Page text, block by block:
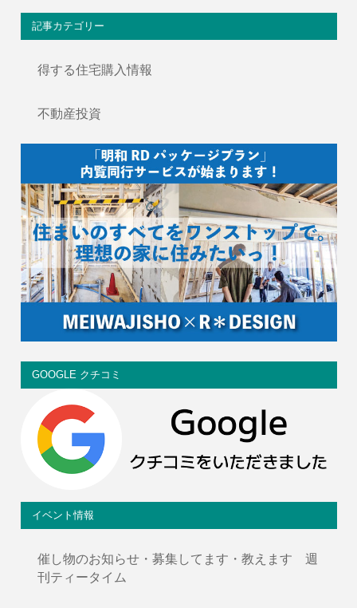
記事カテゴリー
得する住宅購入情報
不動産投資
GOOGLE クチコミ
イベント情報
催し物のお知らせ・募集してます・教えます 週
刊ティータイム